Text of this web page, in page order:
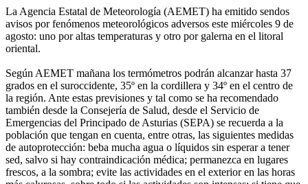
La Agencia Estatal de Meteorología (AEMET) ha emitido sendos
avisos por fenómenos meteorológicos adversos este miércoles 9 de
agosto: uno por altas temperaturas y otro por galerna en el litoral
oriental.
Según AEMET mañana los termómetros podrán alcanzar hasta 37
grados en el suroccidente, 35º en la cordillera y 34º en el centro de
la región. Ante estas previsiones y tal como se ha recomendado
también desde la Consejería de Salud, desde el Servicio de
Emergencias del Principado de Asturias (SEPA) se recuerda a la
población que tengan en cuenta, entre otras, las siguientes medidas
de autoprotección: beba mucha agua o líquidos sin esperar a tener
sed, salvo si hay contraindicación médica; permanezca en lugares
frescos, a la sombra; evite las actividades en el exterior en las horas